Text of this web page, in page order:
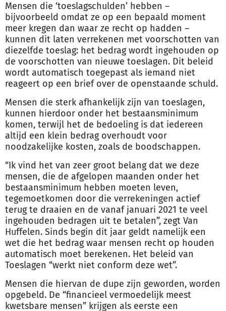
Mensen die ‘toeslagschulden’ hebben –
bijvoorbeeld omdat ze op een bepaald moment
meer kregen dan waar ze recht op hadden –
kunnen dit laten verrekenen met voorschotten van
diezelfde toeslag: het bedrag wordt ingehouden op
de voorschotten van nieuwe toeslagen. Dit beleid
wordt automatisch toegepast als iemand niet
reageert op een brief over de openstaande schuld.
Mensen die sterk afhankelijk zijn van toeslagen,
kunnen hierdoor onder het bestaansminimum
komen, terwijl het de bedoeling is dat iedereen
altijd een klein bedrag overhoudt voor
noodzakelijke kosten, zoals de boodschappen.
“Ik vind het van zeer groot belang dat we deze
mensen, die de afgelopen maanden onder het
bestaansminimum hebben moeten leven,
tegemoetkomen door die verrekeningen actief
terug te draaien en de vanaf januari 2021 te veel
ingehouden bedragen uit te betalen”, zegt Van
Huffelen. Sinds begin dit jaar geldt namelijk een
wet die het bedrag waar mensen recht op houden
automatisch moet berekenen. Het beleid van
Toeslagen “werkt niet conform deze wet”.
Mensen die hiervan de dupe zijn geworden, worden
opgebeld. De “financieel vermoedelijk meest
kwetsbare mensen” krijgen als eerste een